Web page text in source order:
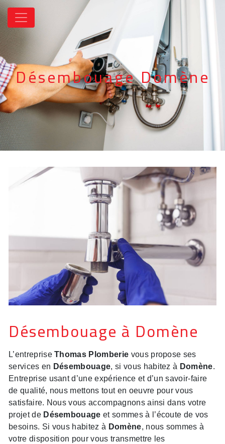
Panneau de gestion des cookies
Désembouage Domène
Désembouage à Domène
L’entrepriseThomas Plomberie vous propose ses
services en Désembouage, si vous habitez à Domène.
Entreprise usant d’une expérience et d’un savoir-faire
de qualité, nous mettons tout en oeuvre pour vous
satisfaire. Nous vous accompagnons ainsi dans votre
projet de Désembouage et sommes à l’écoute de vos
besoins. Si vous habitez à Domène, nous sommes à
votre disposition pour vous transmettre les